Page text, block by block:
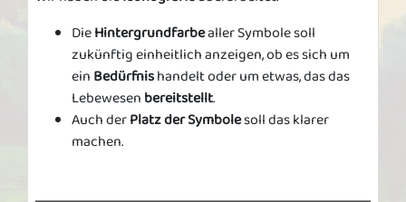
DieHintergrundfarbealler Symbole soll
zukünftig einheitlich anzeigen, ob es sich um
ein Bedürfnishandelt oder um etwas, das das
Lebewesen bereitstellt.
Auch derPlatz der Symbolesoll das klarer
machen.